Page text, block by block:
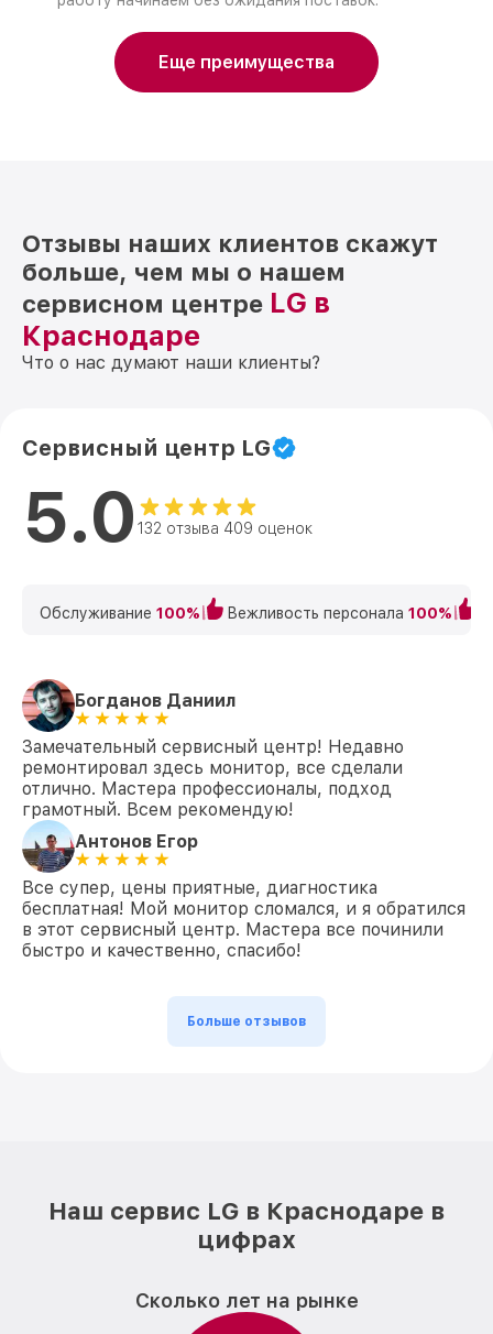
Еще преимущества
Отзывы наших клиентов скажут
больше, чем мы о нашем
сервисном центре LG в
Краснодаре
Что о нас думают наши клиенты?
Сервисный центр LG
5.0 132 отзыва 409 оценок
Обслуживание 100% Вежливость персонала 100%
Богданов Даниил
Замечательный сервисный центр! Недавно
ремонтировал здесь монитор, все сделали
отлично. Мастера профессионалы, подход
грамотный. Всем рекомендую!
Антонов Егор
Все супер, цены приятные, диагностика
бесплатная! Мой монитор сломался, и я обратился
в этот сервисный центр. Мастера все починили
быстро и качественно, спасибо!
Больше отзывов
Наш сервис LG в Краснодаре в
цифрах
Сколько лет на рынке